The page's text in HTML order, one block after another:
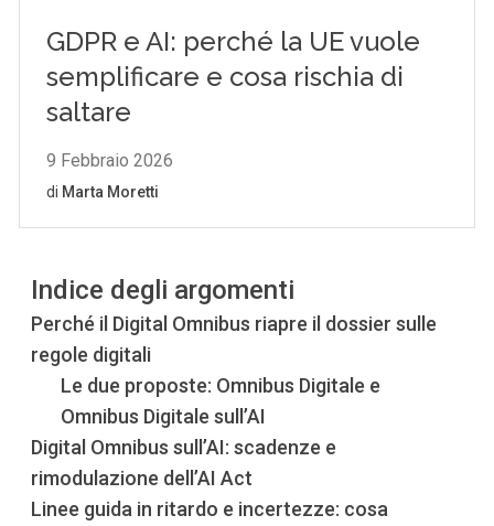
Indice degli argomenti
Perché il Digital Omnibus riapre il dossier sulle
regole digitali
Le due proposte: Omnibus Digitale e
Omnibus Digitale sull’AI
Digital Omnibus sull’AI: scadenze e
rimodulazione dell’AI Act
Linee guida in ritardo e incertezze: cosa